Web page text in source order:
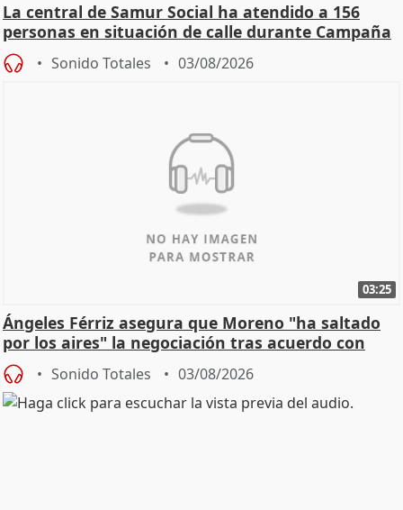
La central de Samur Social ha atendido a 156
personas en situación de calle durante Campaña
de Calor
Sonido Totales 03/08/2026
03:25
Ángeles Férriz asegura que Moreno "ha saltado
por los aires" la negociación tras acuerdo con
SMA
Sonido Totales 03/08/2026